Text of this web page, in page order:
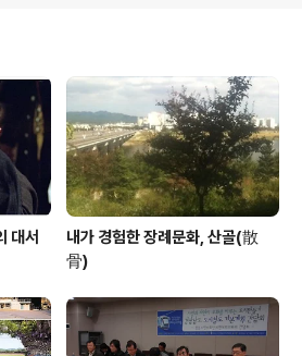
도정(1948), 푸른사상에
전시되어 있고 여성이라
었다.
대서
내가 경험한 장례문화, 산골(散
骨)